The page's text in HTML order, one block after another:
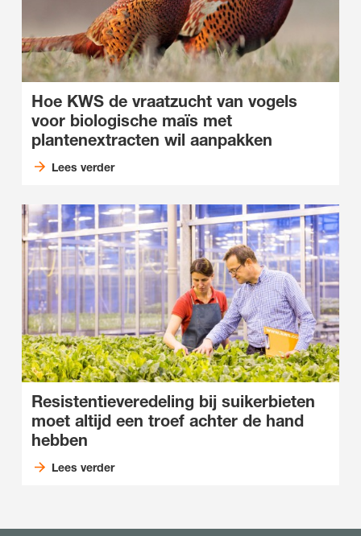
Hoe KWS de vraatzucht van vogels
voor biologische maïs met
plantenextracten wil aanpakken
Lees verder
Resistentieveredeling bij suikerbieten
moet altijd een troef achter de hand
hebben
Lees verder